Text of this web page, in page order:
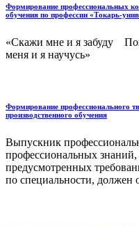
Формирование профессиональных
обучения по профессии «Токарь-
«Скажи мне и я забуду
меня и я
Формирование профессионального
производственного обучения
Выпускник
профессиональных
предусмотренных
по специальности, должен